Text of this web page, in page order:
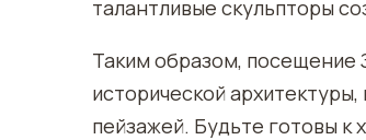
талантливые скульпторы
Таким образом, посещение
исторической
пейзажей. Будьте готовы к